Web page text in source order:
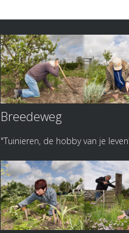
Breedeweg
"Tuinieren, de hobby van je